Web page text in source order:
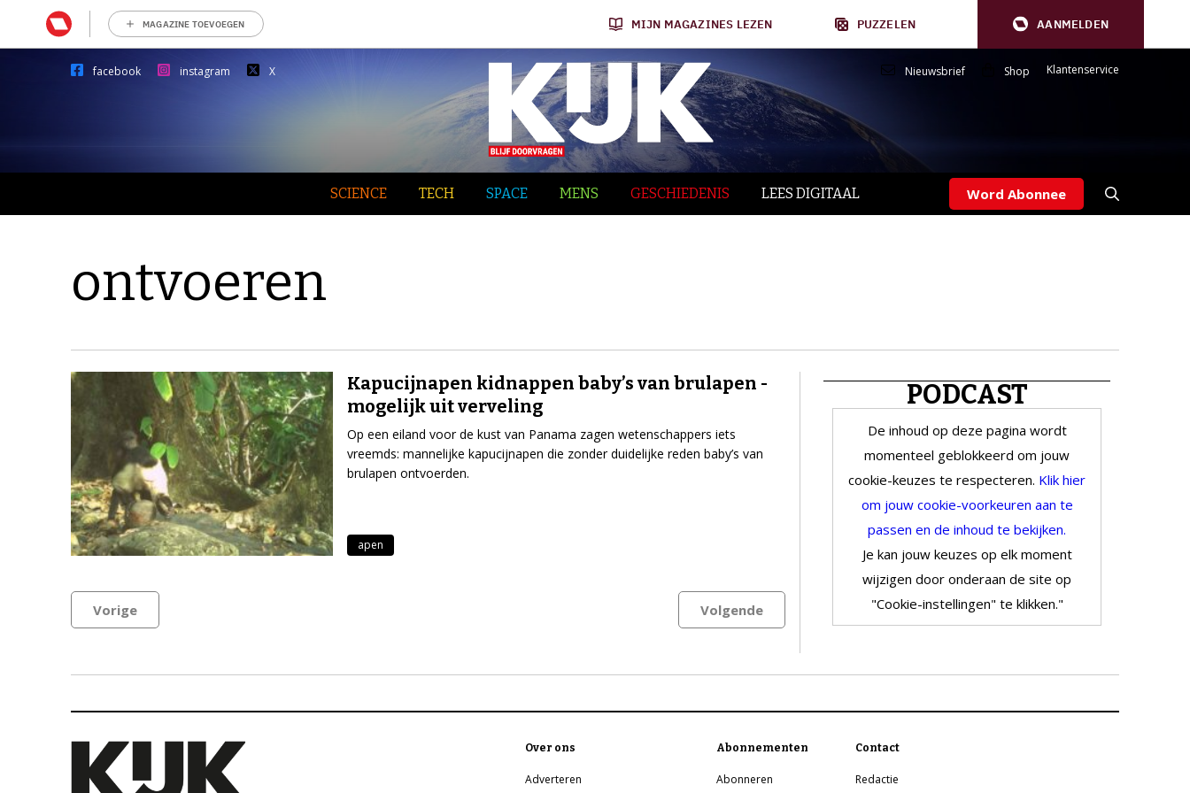
MAGAZINE TOEVOEGEN MIJN MAGAZINES LEZEN PUZZELEN AANMELDEN
facebook instagram X Nieuwsbrief Shop Klantenservice
SCIENCE TECH SPACE MENS GESCHIEDENIS LEES DIGITAAL Word Abonnee
ontvoeren
Kapucijnapen kidnappen baby’s van brulapen -
mogelijk uit verveling
Op een eiland voor de kust van Panama zagen wetenschappers iets
vreemds: mannelijke kapucijnapen die zonder duidelijke reden baby’s van
brulapen ontvoerden.
apen
Vorige Volgende
PODCAST
De inhoud op deze pagina wordt
momenteel geblokkeerd om jouw
cookie-keuzes te respecteren. Klik hier
om jouw cookie-voorkeuren aan te
passen en de inhoud te bekijken.
Je kan jouw keuzes op elk moment
wijzigen door onderaan de site op
"Cookie-instellingen" te klikken."
Over ons
Adverteren
Abonnementen
Abonneren
Contact
Redactie